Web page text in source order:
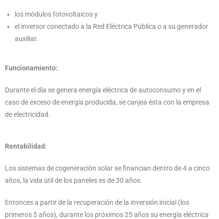
los módulos fotovoltaicos y
el inversor conectado a la Red Eléctrica Pública o a su generador
auxiliar.
Funcionamiento:
Durante el día se genera energía eléctrica de autoconsumo y en el
caso de exceso de energía producida, se canjea ésta con la empresa
de electricidad.
Rentabilidad:
Los sistemas de cogeneración solar se financian dentro de 4 a cinco
años, la vida útil de los paneles es de 30 años.
Entonces a partir de la recuperación de la inversión inicial (los
primeros 5 años), durante los próximos 25 años su energía eléctrica